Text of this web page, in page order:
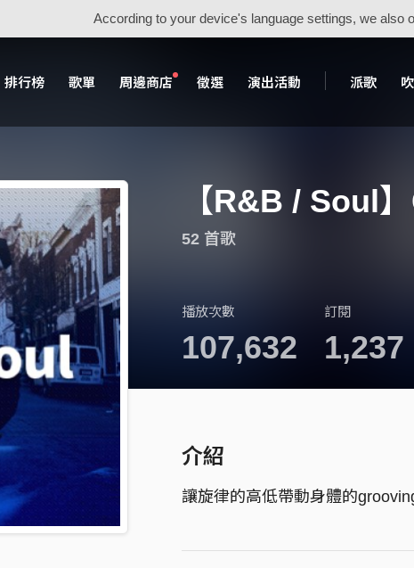
According to your device's language settings, we also
排行榜 歌單 周邊商店 徵選 演出活動 派歌
【R&B / Soul
52 首歌
播放次數
107,632
訂閱
1,237
介紹
讓旋律的高低帶動身體的